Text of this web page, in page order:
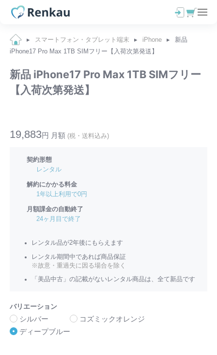
スマートフォン・タブレット端末 iPhone
新品
iPhone17 Pro Max 1TB SIMフリー【入荷次第発送】
新品 iPhone17 Pro Max 1TB SIMフリー
【入荷次第発送】
19,883円 月額 (税・送料込み)
契約形態
レンタル
解約にかかる料金
1年以上利用で0円
月額課金の自動終了
24ヶ月目で終了
レンタル品が2年後にもらえます
レンタル期間中であれば商品保証
※故意・重過失に因る場合を除く
「美品中古」の記載がないレンタル商品は、全て新品です
バリエーション
シルバー
コズミックオレンジ
ディープブルー